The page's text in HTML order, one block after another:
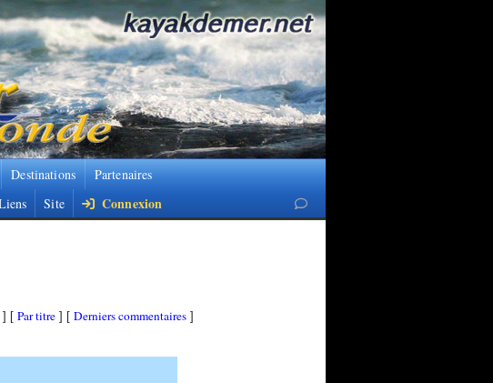
Destinations Partenaires
Site Connexion
] [ Par titre ] [ Derniers commentaires ]